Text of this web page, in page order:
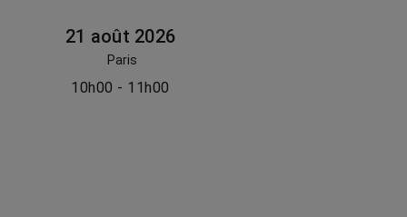
21 août 2026
Paris
10h00 - 11h00